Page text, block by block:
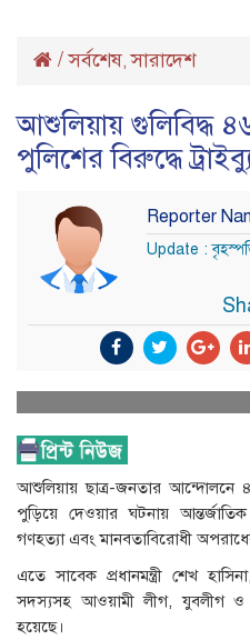
/সর্বশেষ,সারাদেশ
আশুলিয়ায় গুলিবিদ্ধ
পুলিশের বিরুদ্ধে
Reporter
Update :
আশুলিয়ায় ছাত্র-জনতার
পুড়িয়ে দেওয়ার ঘটনায়
গণহত্যা এবং মানবতাবিরোধী
এতে সাবেক প্রধানমন্ত্রী শেখ
সদস্যসহ আওয়ামী লীগ, যুবলীগ ও
হয়েছে।